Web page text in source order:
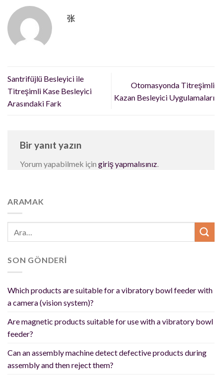
张
Santrifüjlü Besleyici ile
Titreşimli Kase Besleyici
Arasındaki Fark
Otomasyonda Titreşimli
Kazan Besleyici Uygulamaları
Bir yanıt yazın
Yorum yapabilmek için giriş yapmalısınız.
ARAMAK
SON GÖNDERİ
Which products are suitable for a vibratory bowl feeder with
a camera (vision system)?
Are magnetic products suitable for use with a vibratory bowl
feeder?
Can an assembly machine detect defective products during
assembly and then reject them?